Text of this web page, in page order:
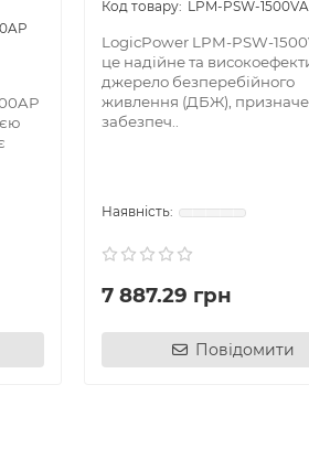
LPM-PSW-1500VA
LogicPower LPM-PSW-
це надійне та
джерело безперебійного
живлення (ДБЖ),
забезпеч..
7 887.29 грн
Повідомити